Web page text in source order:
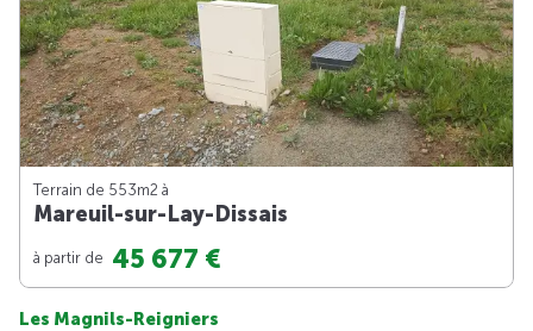
Terrain de 553m2 à
Mareuil-sur-Lay-Dissais
à partir de 45 677 €
Les Magnils-Reigniers